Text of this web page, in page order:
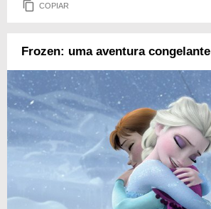
COPIAR
Frozen: uma aventura congelante